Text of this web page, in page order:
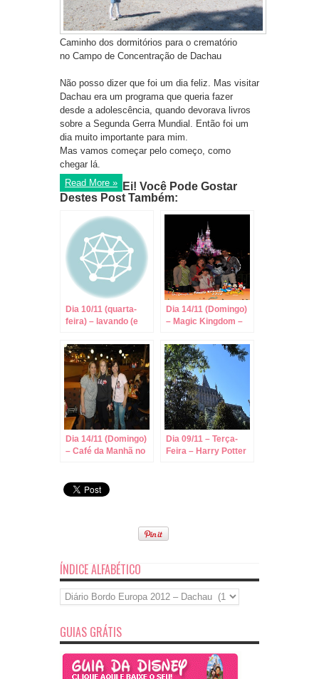
Caminho dos dormitórios para o crematório
no Campo de Concentração de Dachau
Não posso dizer que foi um dia feliz. Mas visitar
Dachau era um programa que queria fazer
desde a adolescência, quando devorava livros
sobre a Segunda Gerra Mundial. Então foi um
dia muito importante para mim.
Mas vamos começar pelo começo, como
chegar lá.
Read More » Ei! Você Pode Gostar
Destes Post Também:
Dia 10/11 (quarta-
feira) – lavando (e
Dia 14/11 (Domingo)
– Magic Kingdom –
Dia 14/11 (Domingo)
– Café da Manhã no
Dia 09/11 – Terça-
Feira – Harry Potter
ÍNDICE ALFABÉTICO
Índice
Alfabético
GUIAS GRÁTIS